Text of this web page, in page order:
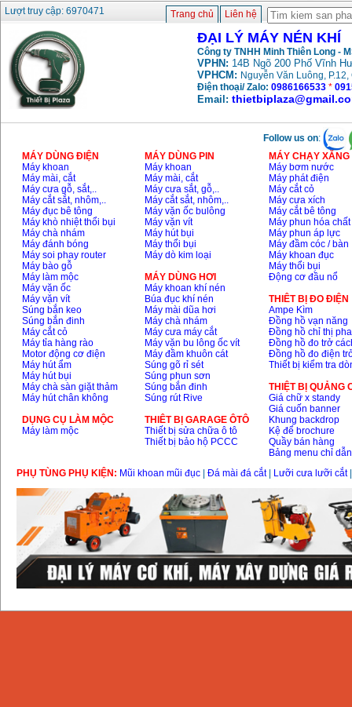
Máy nén khí Fusheng
D1 (0.5HP)
Máy nén khí Puma
PX5160 (5HP)
Giá:27500000
loan PK2100 (2HP)
Giá: 17900000
Máy nén khí không
dầu ABAC OM015
(1.5HP)
Giá:5250000
Lượt truy cập: 6970471
Trang chủ Liên hệ
ĐẠI LÝ MÁY NÉN KHÍ
Công ty TNHH Minh Thiên Long -
VPHN: 14B Ngõ 200 Phố Vĩnh
VPHCM: Nguyễn Văn Luông,
Điện thoại/ Zalo: 0986166533 *
Email:
Follow us on:
MÁY DÙNG ĐIỆN
Máy khoan
Máy mài, cắt
Máy cưa gỗ, sắt,..
Máy cắt sắt, nhôm,..
Máy đục bê tông
Máy khò nhiệt thổi bụi
Máy chà nhám
Máy đánh bóng
Máy soi phay router
Máy bào gỗ
Máy làm mộc
Máy vặn ốc
Máy vặn vít
Súng bắn keo
Súng bắn đinh
Máy cắt cỏ
Máy tỉa hàng rào
Motor động cơ điện
Máy hút ẩm
Máy hút bụi
Máy chà sàn giặt thảm
Máy hút chân không
DỤNG CỤ LÀM MỘC
Máy làm mộc
MÁY DÙNG PIN
Máy khoan
Máy mài, cắt
Máy cưa sắt, gỗ,..
Máy cắt sắt, nhôm,..
Máy vặn ốc bulông
Máy vặn vít
Máy hút bụi
Máy thổi bụi
Máy dò kim loại
MÁY DÙNG HƠI
Máy khoan khí nén
Búa đục khí nén
Máy mài dũa hơi
Máy chà nhám
Máy cưa máy cắt
Máy vặn bu lông ốc vít
Máy đầm khuôn cát
Súng gõ rỉ sét
Súng phun sơn
Súng bắn đinh
Súng rút Rive
THIÊT BỊ GARAGE ÔTÔ
Thiết bị sửa chữa ô tô
Thiết bị bảo hộ PCCC
MÁY CHẠY
Máy bơm nước
Máy phát điện
Máy cắt cỏ
Máy cưa xích
Máy cắt bê tông
Máy phun hóa chất
Máy phun áp lực
Máy đầm cóc / bàn
Máy khoan đục
Máy thổi bụi
Động cơ đầu nổ
THIÊT BỊ ĐO ĐIỆN
Ampe Kìm
Đồng hồ vạn năng
Đồng hồ chỉ thị pha
Đồng hồ đo trở
Đồng hồ đo điện
Thiết bị kiểm tra
THIỆT BỊ QUẢNG
Giá chữ x standy
Giá cuốn banner
Khung backdrop
Kệ để brochure
Quầy bán hàng
Bảng menu chỉ dẫn
PHỤ TÙNG PHỤ KIỆN: Mũi khoan mũi đục Đá mài đá cắt| Lưỡi cưa lưỡi cắt